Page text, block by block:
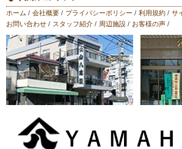
ホーム / 会社概要 / プライバシーポリシー / 利用規約 / サ
お問い合わせ / スタッフ紹介 / 周辺施設 / お客様の声 /